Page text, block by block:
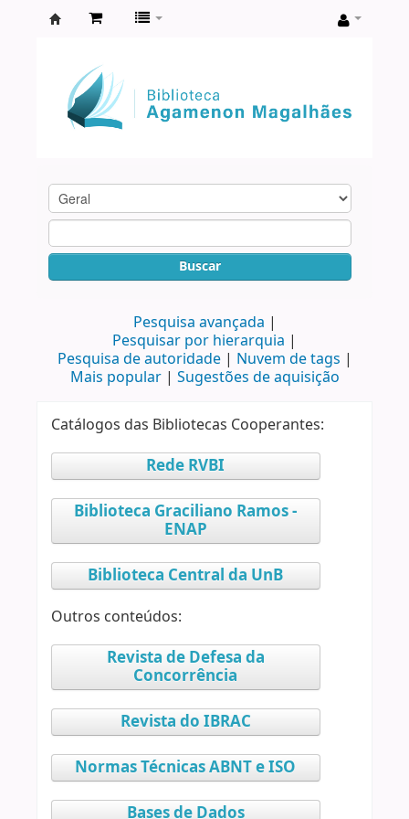
Agamenon
Magalhães
Buscar
Pesquisa avançada
Pesquisar por hierarquia
Pesquisa de autoridade
Nuvem de tags
Mais popular
Sugestões de aquisição
Catálogos das Bibliotecas Cooperantes:
Rede RVBI
Biblioteca Graciliano Ramos -
ENAP
Biblioteca Central da UnB
Outros conteúdos:
Revista de Defesa da
Concorrência
Revista do IBRAC
Normas Técnicas ABNT e ISO
Bases de Dados